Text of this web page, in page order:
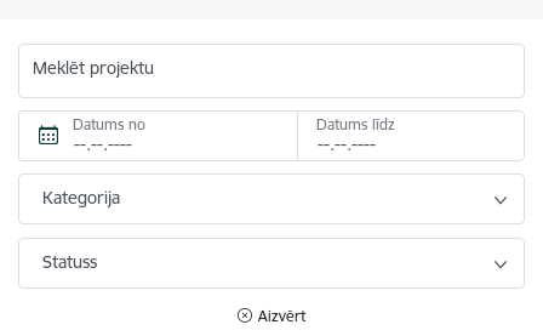
Meklēt projektu
Datums no Datums līdz
Kategorija
Statuss
Aizvērt